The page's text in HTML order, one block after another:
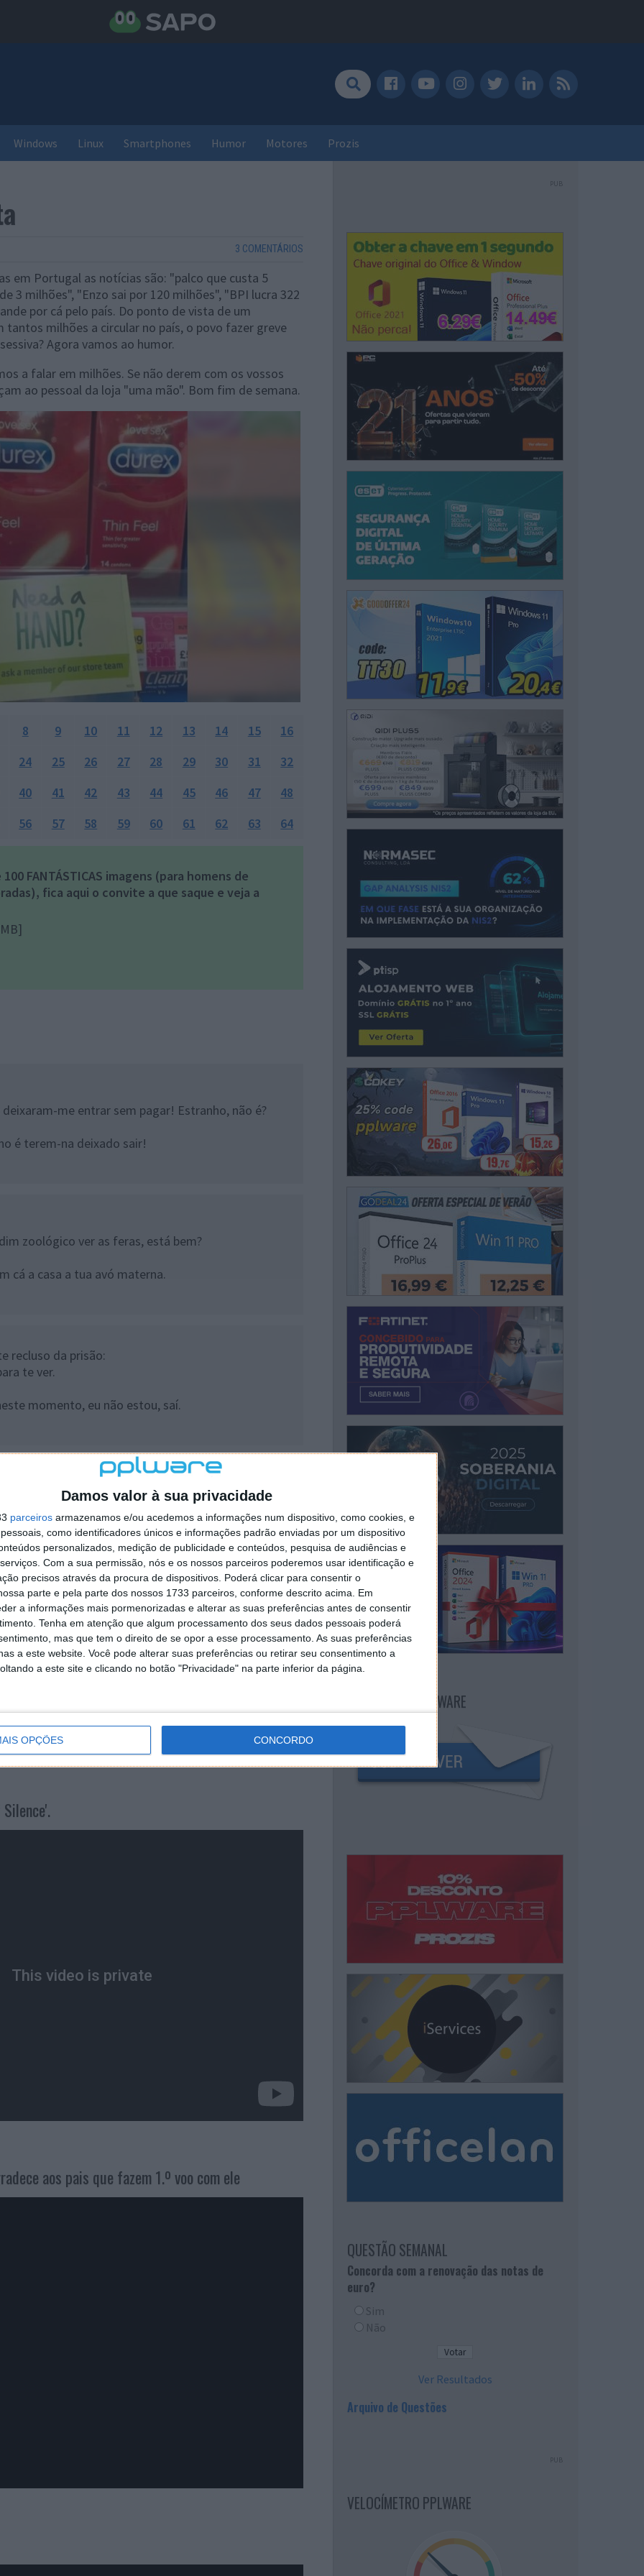
Damos valor à sua privacidade
parceiros armazenamos e/ou acedemos a informações num dispositivo, como cookies, e
como identificadores únicos e informações padrão enviadas por um dispositivo
personalizados, medição de publicidade e conteúdos, pesquisa de audiências e
Com a sua permissão, nós e os nossos parceiros poderemos usar identificação e
precisos através da procura de dispositivos. Poderá clicar para consentir o
parte e pela parte dos nossos 1733 parceiros, conforme descrito acima. Em
a informações mais pormenorizadas e alterar as suas preferências antes de consentir
Tenha em atenção que algum processamento dos seus dados pessoais poderá
mas que tem o direito de se opor a esse processamento. As suas preferências
a este website. Você pode alterar suas preferências ou retirar seu consentimento a
a este site e clicando no botão "Privacidade" na parte inferior da página.
OPÇÕES CONCORDO
Windows Linux Smartphones Humor Motores Prozis
3 COMENTÁRIOS
em Portugal as notícias são: "palco que custa 5
3 milhões", "Enzo sai por 120 milhões", "BPI lucra 322
por cá pelo país. Do ponto de vista de um
milhões a circular no país, o povo fazer greve
Agora vamos ao humor.
a falar em milhões. Se não derem com os vossos
ao pessoal da loja "uma mão". Bom fim de semana.
8 9 10 11 12 13 14 15
16
24 25 26 27 28 29 30 31
32
40 41 42 43 44 45 46 47
48
56 57 58 59 60 61 62 63 64
FANTÁSTICAS imagens (para homens de
fica aqui o convite a que saque e veja a
me entrar sem pagar! Estranho, não é?
é terem-na deixado sair!
zoológico ver as feras, está bem?
cá a casa a tua avó materna.
recluso da prisão:
te ver.
momento, eu não estou, saí.
sua sogra aos Raios X.
é para ver o que ela lá tem dentro, não há
É que conheço-a muito bem por dentro e… por
João Pimentel
aos pais que fazem 1.º voo com ele
PUB
NEWSLETTER PPLWARE
QUESTÃO SEMANAL
Concorda com a renovação das notas de
euro?
Sim
Não
Ver Resultados
Arquivo de Questões
PUB
VELOCÍMETRO PPLWARE